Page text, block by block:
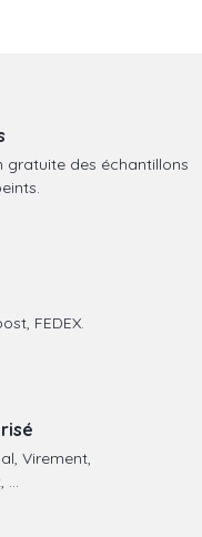
gratuite des échantillons
FEDEX.
Virement,
...